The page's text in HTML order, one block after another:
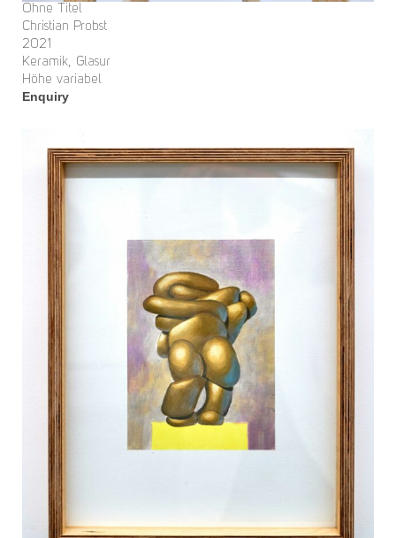
Ohne Titel
Christian Probst
2021
Keramik, Glasur
Höhe variabel
Enquiry